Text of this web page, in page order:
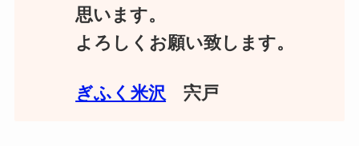
思います。
よろしくお願い致します。
ぎふく米沢 宍戸